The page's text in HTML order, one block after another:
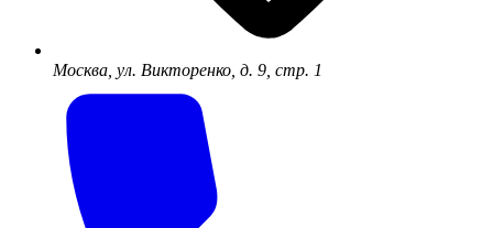
Москва, ул. Викторенко, д. 9, стр. 1